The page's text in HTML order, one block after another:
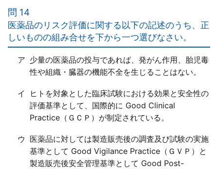
高熱や激しい腹痛がある場合に、一般用医薬品を使用
することは、一般用医薬品の役割にかんがみて、「適
切な対処とはいえない」。
イ○
一定期間若しくは一定回数使用しても症状の改善がみ
られない場合は、「医療機関を受診して医師の診療を
受ける必要がある」。
エ○
問 14
医薬品のリスク評価に関する以下の記述のうち、正
しいものの組み合せを下から一つ選びなさい。
ア 少量の医薬品の投与であれば、発がん作用、胎児毒
性や組織・臓器の機能不全を生じることはない。
イ
ヒトを対象とした臨床試験における効果と安全性の
評価基準として、国際的に Good Clinical
Practice（ＧＣＰ）が制定されている。
ウ 医薬品に対しては製造販売後の調査及び試験の実施
基準として Good Vigilance Practice（ＧＶＰ）と
製造販売後安全管理基準として Good Post-